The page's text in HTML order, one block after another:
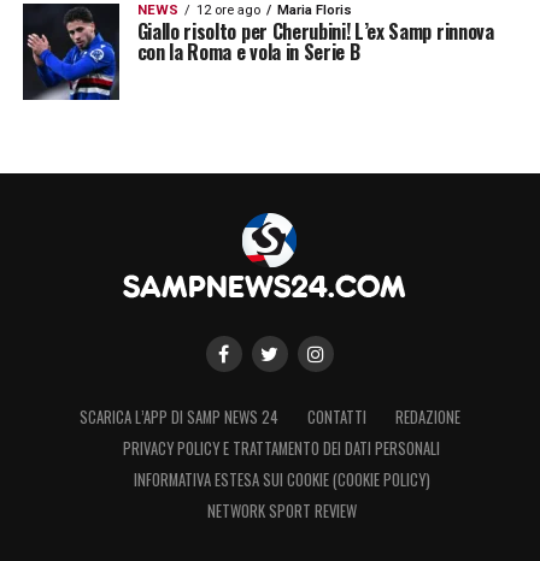
NEWS 12 ore ago Maria Floris
Giallo risolto per Cherubini! L’ex Samp rinnova
con la Roma e vola in Serie B
SCARICA L’APP DI SAMP NEWS 24 CONTATTI
REDAZIONE
PRIVACY POLICY E TRATTAMENTO DEI DATI PERSONALI
INFORMATIVA ESTESA SUI COOKIE (COOKIE POLICY)
NETWORK SPORT REVIEW